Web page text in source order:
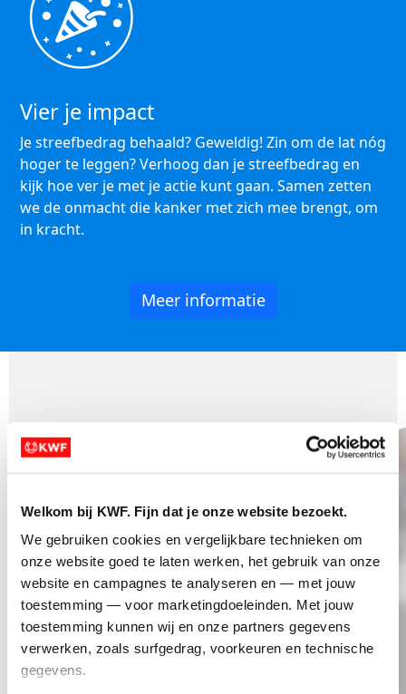
Welkom bij KWF. Fijn dat je onze website bezoekt.
We gebruiken cookies en vergelijkbare technieken om
onze website goed te laten werken, het gebruik van onze
website en campagnes te analyseren en — met jouw
toestemming — voor marketingdoeleinden. Met jouw
toestemming kunnen wij en onze partners gegevens
verwerken, zoals surfgedrag, voorkeuren en technische
gegevens.
Vier je impact
Je streefbedrag behaald? Geweldig! Zin om de lat nóg
hoger te leggen? Verhoog dan je streefbedrag en
kijk hoe ver je met je actie kunt gaan. Samen zetten
we de onmacht die kanker met zich mee brengt, om
in kracht.
Meer informatie